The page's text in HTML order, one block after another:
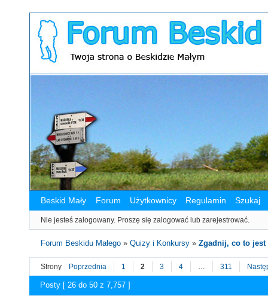
Beskid Mały Forum Użytkownicy Regulamin Szukaj
Nie jesteś zalogowany. Proszę się zalogować lub zarejestrować.
Forum Beskidu Małego »Quizy i Konkursy »Zgadnij, co to
Strony Poprzednia 1 2 3 4 311
Posty [ 26 do 50 z 7,757 ]